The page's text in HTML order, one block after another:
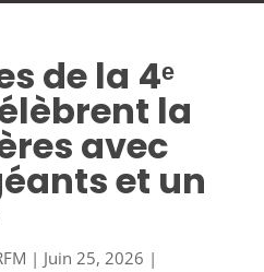
de la 4ᵉ
la
avec
et un
| Juin 25, 2026 |